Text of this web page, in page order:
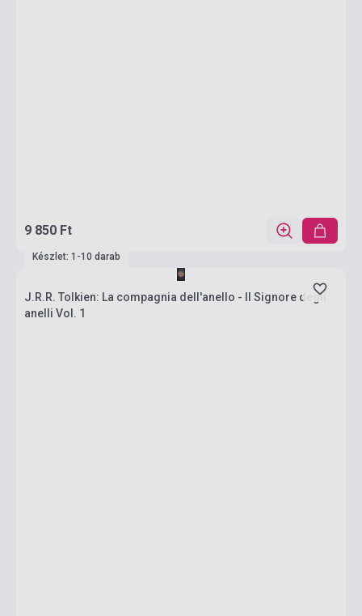
9 850 Ft
Készlet: 1-10 darab
J.R.R. Tolkien: La compagnia dell'anello - Il Signore degli
anelli Vol. 1